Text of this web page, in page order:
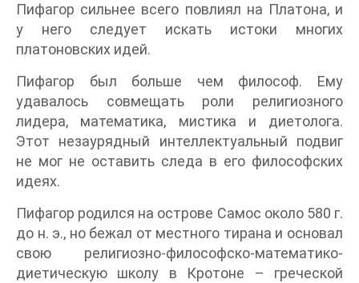
Пифагор сильнее всего повлиял на Платона, и
у него следует искать истоки многих
платоновских идей.
Пифагор был больше чем философ. Ему
удавалось совмещать роли религиозного
лидера, математика, мистика и диетолога.
Этот незаурядный интеллектуальный подвиг
не мог не оставить следа в его философских
идеях.
Пифагор родился на острове Самос около 580 г.
до н. э., но бежал от местного тирана и основал
свою религиозно-философско-математико-
диетическую школу в Кротоне – греческой